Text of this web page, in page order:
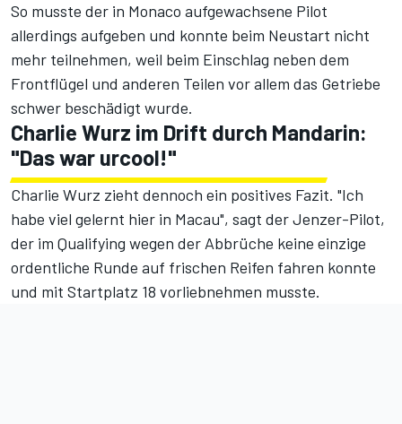
So musste der in Monaco aufgewachsene Pilot
allerdings aufgeben und konnte beim Neustart nicht
mehr teilnehmen, weil beim Einschlag neben dem
Frontflügel und anderen Teilen vor allem das Getriebe
schwer beschädigt wurde.
Charlie Wurz im Drift durch Mandarin:
"Das war urcool!"
Charlie Wurz zieht dennoch ein positives Fazit. "Ich
habe viel gelernt hier in Macau", sagt der Jenzer-Pilot,
der im Qualifying wegen der Abbrüche keine einzige
ordentliche Runde auf frischen Reifen fahren konnte
und mit Startplatz 18 vorliebnehmen musste.